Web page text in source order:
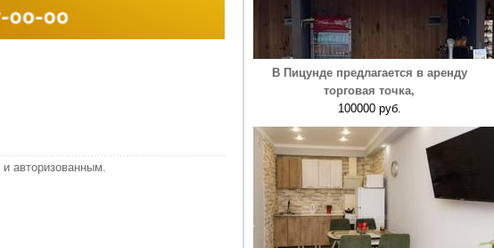
и авторизованным.
В Пицунде предлагается в аренду
торговая точка,
100000 руб.